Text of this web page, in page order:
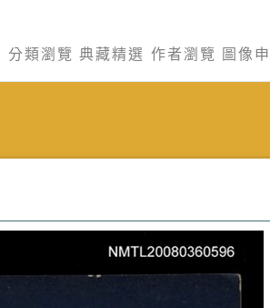
分類瀏覽 典藏精選 作者瀏覽 圖像